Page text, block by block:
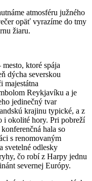
atmosféru južného
opäť vyrazíme do tmy
žiaru.
mesto, ktoré spája
dýcha severskou
majestátna
Reykjavíku a je
jedinečný tvar
krajinu typické, a z
i okolité hory. Pri pobreží
hala so
s renomovaným
svetelné odlesky
čo robí z Harpy jednu
severnej Európy.